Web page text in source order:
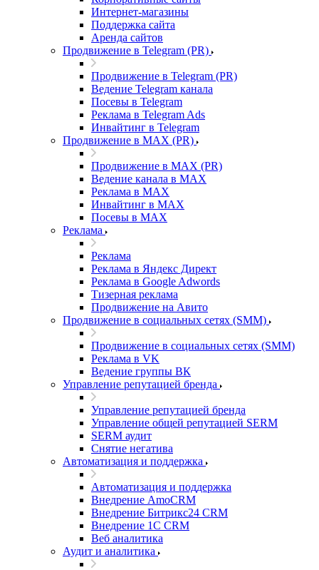
Интернет-магазины
Поддержка сайта
Аренда сайтов
Продвижение в Telegram (PR)
Продвижение в Telegram (PR)
Ведение Telegram канала
Посевы в Telegram
Реклама в Telegram Ads
Инвайтинг в Telegram
Продвижение в MAX (PR)
Продвижение в MAX (PR)
Ведение канала в MAX
Реклама в MAX
Инвайтинг в MAX
Посевы в MAX
Реклама
Реклама
Реклама в Яндекс Директ
Реклама в Google Adwords
Тизерная реклама
Продвижение на Авито
Продвижение в социальных сетях (SMM)
Продвижение в социальных сетях (SMM)
Реклама в VK
Ведение группы ВК
Управление репутацией бренда
Управление репутацией бренда
Управление общей репутацией SERM
SERM аудит
Снятие негатива
Автоматизация и поддержка
Автоматизация и поддержка
Внедрение AmoCRM
Внедрение Битрикс24 CRM
Внедрение 1C CRM
Веб аналитика
Аудит и аналитика